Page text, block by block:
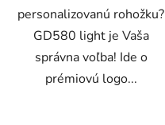
personalizovanú rohožku?
GD580 light je Vaša
správna voľba! Ide o
prémiovú logo...